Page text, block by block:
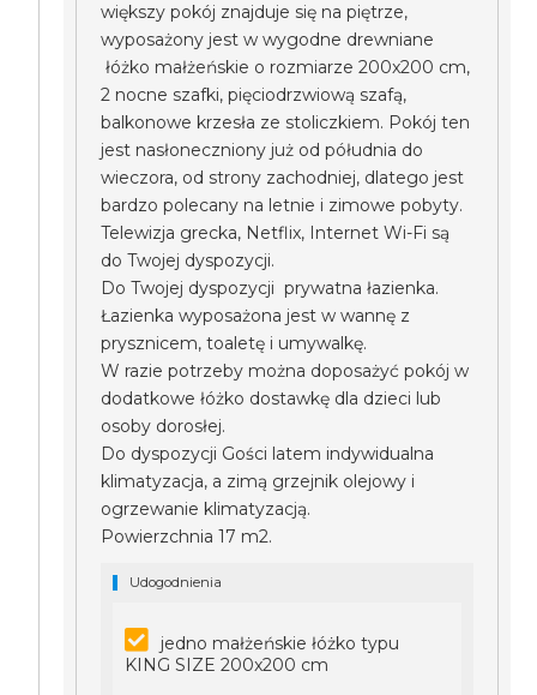
większy pokój znajduje się na piętrze,
wyposażony jest w wygodne drewniane
łóżko małżeńskie o rozmiarze 200x200 cm,
2 nocne szafki, pięciodrzwiową szafą,
balkonowe krzesła ze stoliczkiem. Pokój ten
jest nasłoneczniony już od półudnia do
wieczora, od strony zachodniej, dlatego jest
bardzo polecany na letnie i zimowe pobyty.
Telewizja grecka, Netflix, Internet Wi-Fi są
do Twojej dyspozycji.
Do Twojej dyspozycji prywatna łazienka.
Łazienka wyposażona jest w wannę z
prysznicem, toaletę i umywalkę.
W razie potrzeby można doposażyć pokój w
dodatkowe łóżko dostawkę dla dzieci lub
osoby dorosłej.
Do dyspozycji Gości latem indywidualna
klimatyzacja, a zimą grzejnik olejowy i
ogrzewanie klimatyzacją.
Powierzchnia 17 m2.
Udogodnienia
jedno małżeńskie łóżko typu
KING SIZE 200x200 cm